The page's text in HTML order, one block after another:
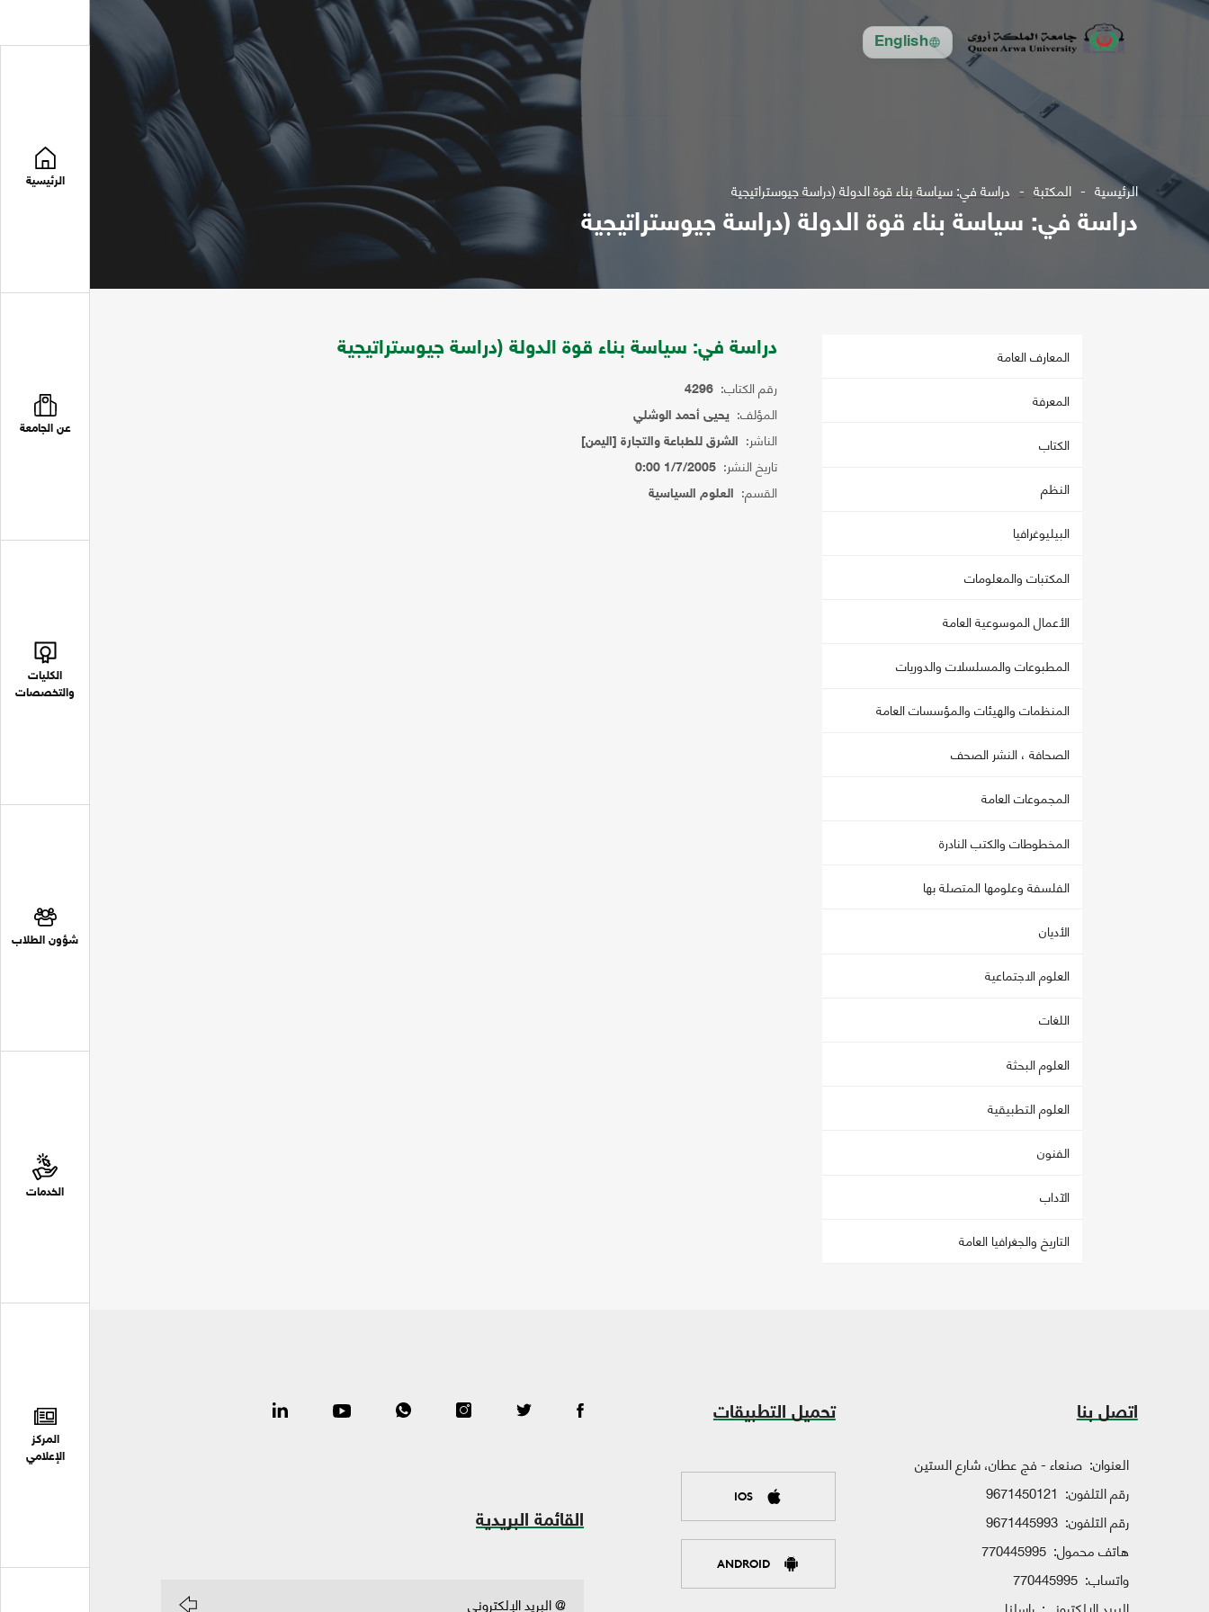
English
الرئيسية
عن الجامعة
الكليات
والتخصصات
شؤون الطلاب
الخدمات
المركز
الإعلامي
الرئيسية المكتبة دراسة في: سياسة بناء قوة الدولة (دراسة جيوستراتيجية
دراسة في: سياسة بناء قوة الدولة (دراسة جيوستراتيجية
المعارف العامة
المعرفة
الكتاب
النظم
البيليوغرافيا
المكتبات والمعلومات
الأعمال الموسوعية العامة
المطبوعات والمسلسلات والدوريات
المنظمات والهيئات والمؤسسات العامة
الصحافة ، النشر الصحف
المجموعات العامة
المخطوطات والكتب النادرة
الفلسفة وعلومها المتصلة بها
الأديان
العلوم الاجتماعية
اللغات
العلوم البحثة
العلوم التطبيقية
الفنون
الآداب
التاريخ والجغرافيا العامة
دراسة في: سياسة بناء قوة الدولة (دراسة جيوستراتيجية
رقم الكتاب: 4296
المؤلف: يحيى أحمد الوشلي
الناشر: الشرق للطباعة والتجارة [اليمن]
تاريخ النشر: 1/7/2005 0:00
القسم: العلوم السياسية
اتصل بنا
العنوان: صنعاء - فج عطان، شارع الستين
رقم التلفون: 9671450121
رقم التلفون: 9671445993
هاتف محمول: 770445995
واتساب: 770445995
تحميل التطبيقات
IOS
ANDROID
القائمة البريدية